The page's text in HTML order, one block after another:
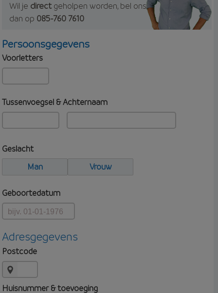
Wil je directgeholpen worden, bel ons
dan op 085-760 7610
Persoonsgegevens
Voorletters
Tussenvoegsel & Achternaam
Geslacht
Man
Vrouw
Geboortedatum
Adresgegevens
Postcode
Huisnummer & toevoeging